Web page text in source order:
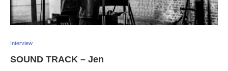
Interview
SOUND TRACK – Jen